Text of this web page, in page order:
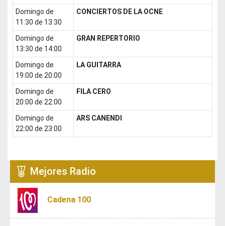
domingo de
11:30 de 13:30
CONCIERTOS DE LA OCNE
domingo de
13:30 de 14:00
GRAN REPERTORIO
domingo de
19:00 de 20:00
LA GUITARRA
domingo de
20:00 de 22:00
FILA CERO
domingo de
22:00 de 23:00
ARS CANENDI
Mejores Radio
Cadena 100